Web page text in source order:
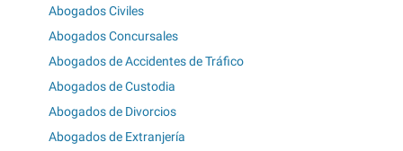
Abogados Civiles
Abogados Concursales
Abogados de Accidentes de Tráfico
Abogados de Custodia
Abogados de Divorcios
Abogados de Extranjería